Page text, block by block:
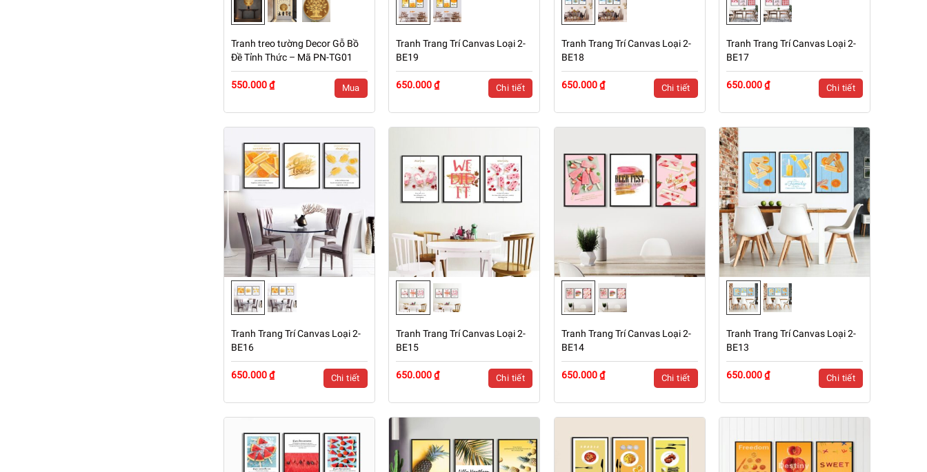
Tranh treo tường Decor Gỗ Bồ
Đề Tỉnh Thức – Mã PN-TG01
550.000 ₫ Mua
Tranh Trang Trí Canvas Loại 2-
BE19
650.000 ₫ Chi tiết
Tranh Trang Trí Canvas Loại 2-
BE18
650.000 ₫ Chi tiết
Tranh Trang Trí Canvas Loại 2-
BE17
650.000 ₫ Chi tiết
Tranh Trang Trí Canvas Loại 2-
BE16
650.000 ₫ Chi tiết
Tranh Trang Trí Canvas Loại 2-
BE15
650.000 ₫ Chi tiết
Tranh Trang Trí Canvas Loại 2-
BE14
650.000 ₫ Chi tiết
Tranh Trang Trí Canvas Loại 2-
BE13
650.000 ₫ Chi tiết